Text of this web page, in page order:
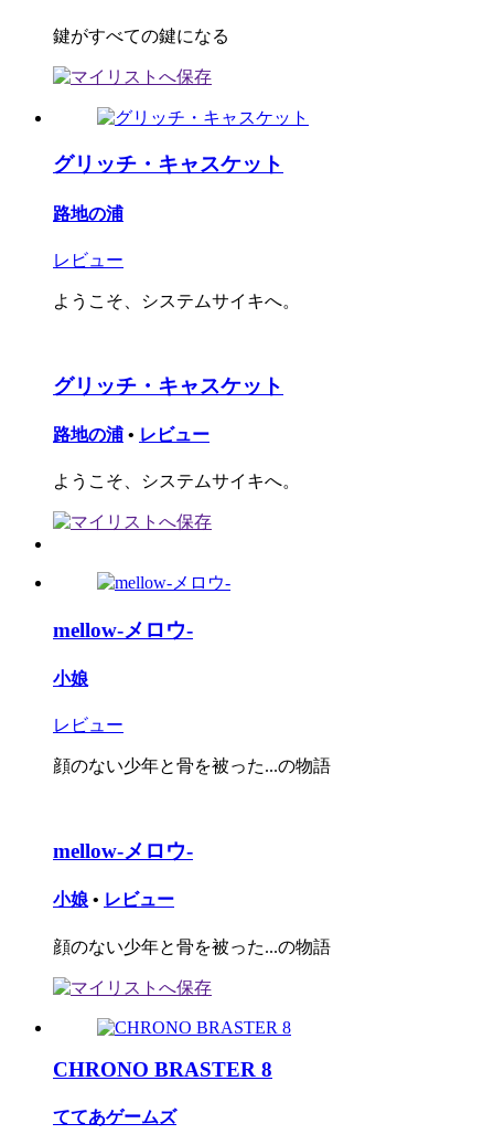
鍵がすべての鍵になる
グリッチ・キャスケット
路地の浦
レビュー
ようこそ、システムサイキへ。
グリッチ・キャスケット
路地の浦 • レビュー
ようこそ、システムサイキへ。
mellow-メロウ-
小娘
レビュー
顔のない少年と骨を被った...の物語
mellow-メロウ-
小娘 • レビュー
顔のない少年と骨を被った...の物語
CHRONO BRASTER 8
ててあゲームズ